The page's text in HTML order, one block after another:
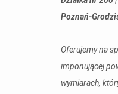
Poznań-
Oferujemy na
imponującej
wymiarach,